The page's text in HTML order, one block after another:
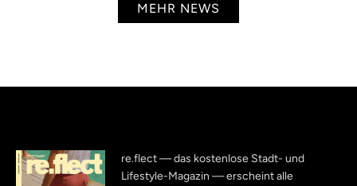
MEHR NEWS
re.flect — das kostenlose Stadt- und
Lifestyle-Magazin — erscheint alle